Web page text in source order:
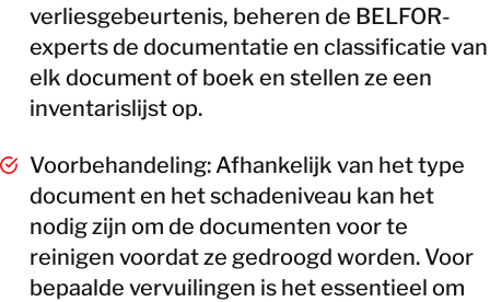
verliesgebeurtenis, beheren de BELFOR-
experts de documentatie en classificatie van
elk document of boek en stellen ze een
inventarislijst op.
Voorbehandeling: Afhankelijk van het type
document en het schadeniveau kan het
nodig zijn om de documenten voor te
reinigen voordat ze gedroogd worden. Voor
bepaalde vervuilingen is het essentieel om